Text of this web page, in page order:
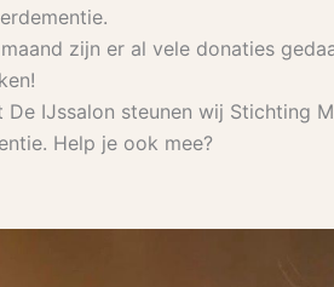
zijn er al vele donaties
De IJssalon steunen wij Stichting
Help je ook mee?